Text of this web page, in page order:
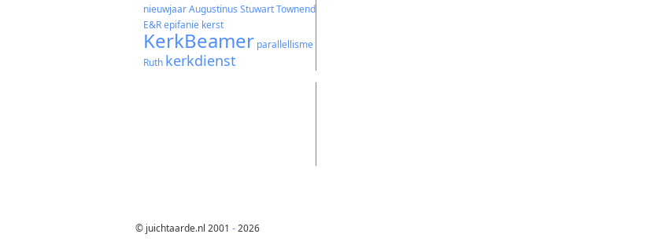
nieuwjaarAugustinus Stuwart Townend
E&Repifanie kerst
KerkBeamer parallellisme
Ruth kerkdienst
© juichtaarde.nl 2001 -2026